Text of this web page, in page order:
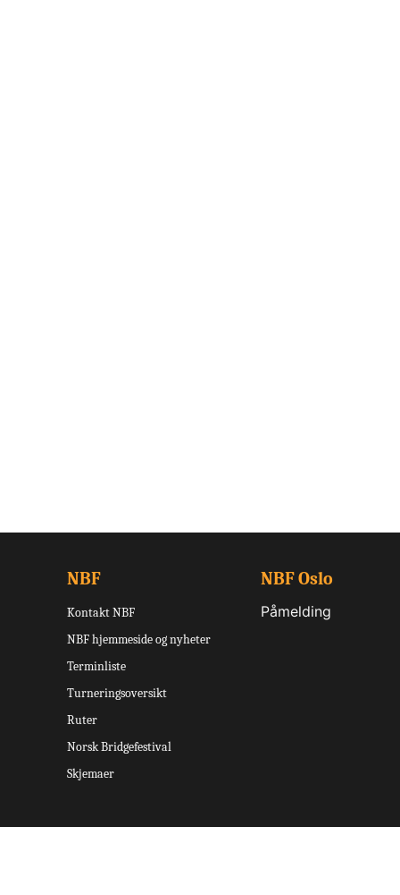
NBF
Kontakt NBF
NBF hjemmeside og nyheter
Terminliste
Turneringsoversikt
Ruter
Norsk Bridgefestival
Skjemaer
NBF Oslo
Påmelding